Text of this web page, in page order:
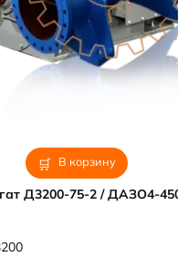
В корзину
Д3200-75-2 / ДАЗО4-